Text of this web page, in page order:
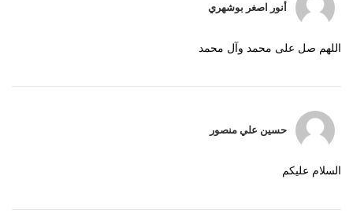
أنور اصغر بوشهري
اللهم صل على محمد وآل محمد
حسين علي منصور
السلام عليكم